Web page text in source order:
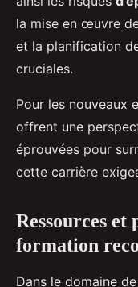
la mise en œuvre
et la planification
cruciales.
Pour les nouveaux
offrent une
éprouvées pour
cette carrière
Ressources et
formation
Dans le domaine